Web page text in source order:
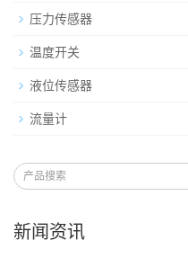
压力传感器
温度开关
液位传感器
流量计
新闻资讯